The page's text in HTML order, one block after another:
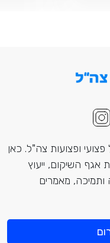
ופצועות צה"ל. כאן
אגף השיקום, ייעוץ
ותמיכה, מאמרים